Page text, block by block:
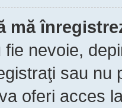
mă
nevoie,
sau nu
oferi acces